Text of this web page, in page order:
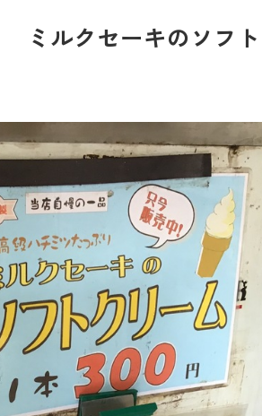
ミルクセーキのソフ